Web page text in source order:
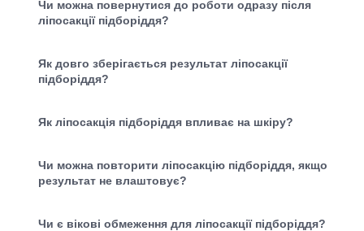
Чи можна повернутися до роботи одразу після
ліпосакції підборіддя?
Як довго зберігається результат ліпосакції
підборіддя?
Як ліпосакція підборіддя впливає на шкіру?
Чи можна повторити ліпосакцію підборіддя, якщо
результат не влаштовує?
Чи є вікові обмеження для ліпосакції підборіддя?